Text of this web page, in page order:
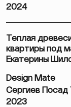
2024
Теплая
квартиры под
Екатерины
Design Mate
Сергиев Посад
2023